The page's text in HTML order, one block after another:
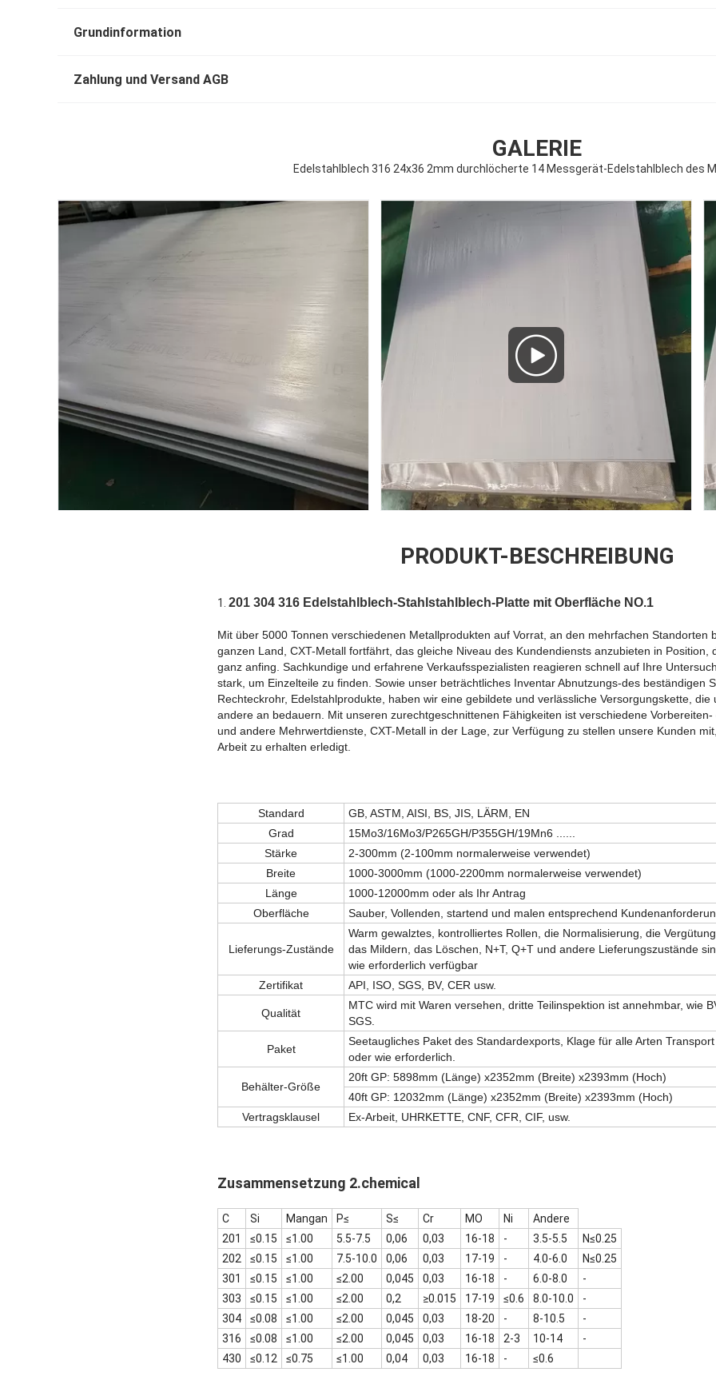
Grundinformation
Zahlung und Versand AGB
GALERIE
Edelstahlblech 316 24x36 2mm durchlöcherte 14 Messgerät-Edelstahlblech des
PRODUKT-BESCHREIBUNG
1. 201 304 316 Edelstahlblech-Stahlstahlblech-Platte mit Oberfläche NO.1
Mit über 5000 Tonnen verschiedenen Metallprodukten auf Vorrat, an den mehrfachen Standorten
ganzen Land, CXT-Metall fortfährt, das gleiche Niveau des Kundendiensts anzubieten in Position,
ganz anfing. Sachkundige und erfahrene Verkaufsspezialisten reagieren schnell auf Ihre
stark, um Einzelteile zu finden. Sowie unser beträchtliches Inventar Abnutzungs-des beständigen
Rechteckrohr, Edelstahlprodukte, haben wir eine gebildete und verlässliche Versorgungskette, die
andere an bedauern. Mit unseren zurechtgeschnittenen Fähigkeiten ist verschiedene
und andere Mehrwertdienste, CXT-Metall in der Lage, zur Verfügung zu stellen unsere Kunden
Arbeit zu erhalten erledigt.
Standard
GB, ASTM, AISI, BS, JIS, LÄRM, EN
Grad
15Mo3/16Mo3/P265GH/P355GH/19Mn6 ......
Stärke
2-300mm (2-100mm normalerweise verwendet)
Breite
1000-3000mm (1000-2200mm normalerweise verwendet)
Länge
1000-12000mm oder als Ihr Antrag
Oberfläche
Sauber, Vollenden, startend und malen entsprechend
Lieferungs-Zustände
Warm gewalztes, kontrolliertes Rollen, die Normalisierung, die Vergütung,
das Mildern, das Löschen, N+T, Q+T und andere Lieferungszustände
wie erforderlich verfügbar
Zertifikat
API, ISO, SGS, BV, CER usw.
Qualität
MTC wird mit Waren versehen, dritte Teilinspektion ist annehmbar, wie
SGS.
Paket
Seetaugliches Paket des Standardexports, Klage für alle Arten Transport
oder wie erforderlich.
Behälter-Größe
20ft GP: 5898mm (Länge) x2352mm (Breite) x2393mm (Hoch)
40ft GP: 12032mm (Länge) x2352mm (Breite) x2393mm (Hoch)
Vertragsklausel
Ex-Arbeit, UHRKETTE, CNF, CFR, CIF, usw.
Zusammensetzung 2.chemical
C Si Mangan P≤ S≤ Cr MO Ni
Andere
201
≤0.15 ≤1.00 5.5-7.5 0,06 0,03 16-18 - 3.5-5.5
N≤0.25
202
≤0.15 ≤1.00 7.5-10.0 0,06 0,03 17-19 - 4.0-6.0
N≤0.25
301
≤0.15 ≤1.00 ≤2.00 0,045 0,03 16-18 - 6.0-8.0
-
303
≤0.15 ≤1.00 ≤2.00 0,2 ≥0.015 17-19 ≤0.6 8.0-10.0
-
304
≤0.08 ≤1.00 ≤2.00 0,045 0,03 18-20 - 8-10.5
-
316
≤0.08 ≤1.00 ≤2.00 0,045 0,03 16-18 2-3 10-14
-
430
≤0.12 ≤0.75 ≤1.00 0,04 0,03 16-18 - ≤0.6